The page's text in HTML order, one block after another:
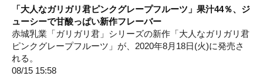
「大人なガリガリ君ピンクグレープフルーツ」果汁44％、ジ
ューシーで甘酸っぱい新作フレーバー
赤城乳業「ガリガリ君」シリーズの新作「大人なガリガリ君
ピンクグレープフルーツ」が、2020年8月18日(火)に発売さ
れる。
08/15 15:58